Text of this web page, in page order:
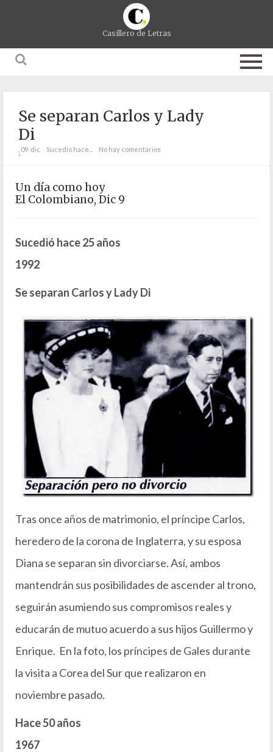
Casillero de Letras
Se separan Carlos y Lady
Di
;09. dic Sucedió hace... No hay comentarios
Un día como hoy
El Colombiano, Dic 9
Sucedió hace 25 años
1992
Se separan Carlos y Lady Di
Tras once años de matrimonio, el príncipe Carlos,
heredero de la corona de Inglaterra, y su esposa
Diana se separan sin divorciarse. Así, ambos
mantendrán sus posibilidades de ascender al trono,
seguirán asumiendo sus compromisos reales y
educarán de mutuo acuerdo a sus hijos Guillermo y
Enrique. En la foto, los príncipes de Gales durante
la visita a Corea del Sur que realizaron en
noviembre pasado.
Hace 50 años
1967